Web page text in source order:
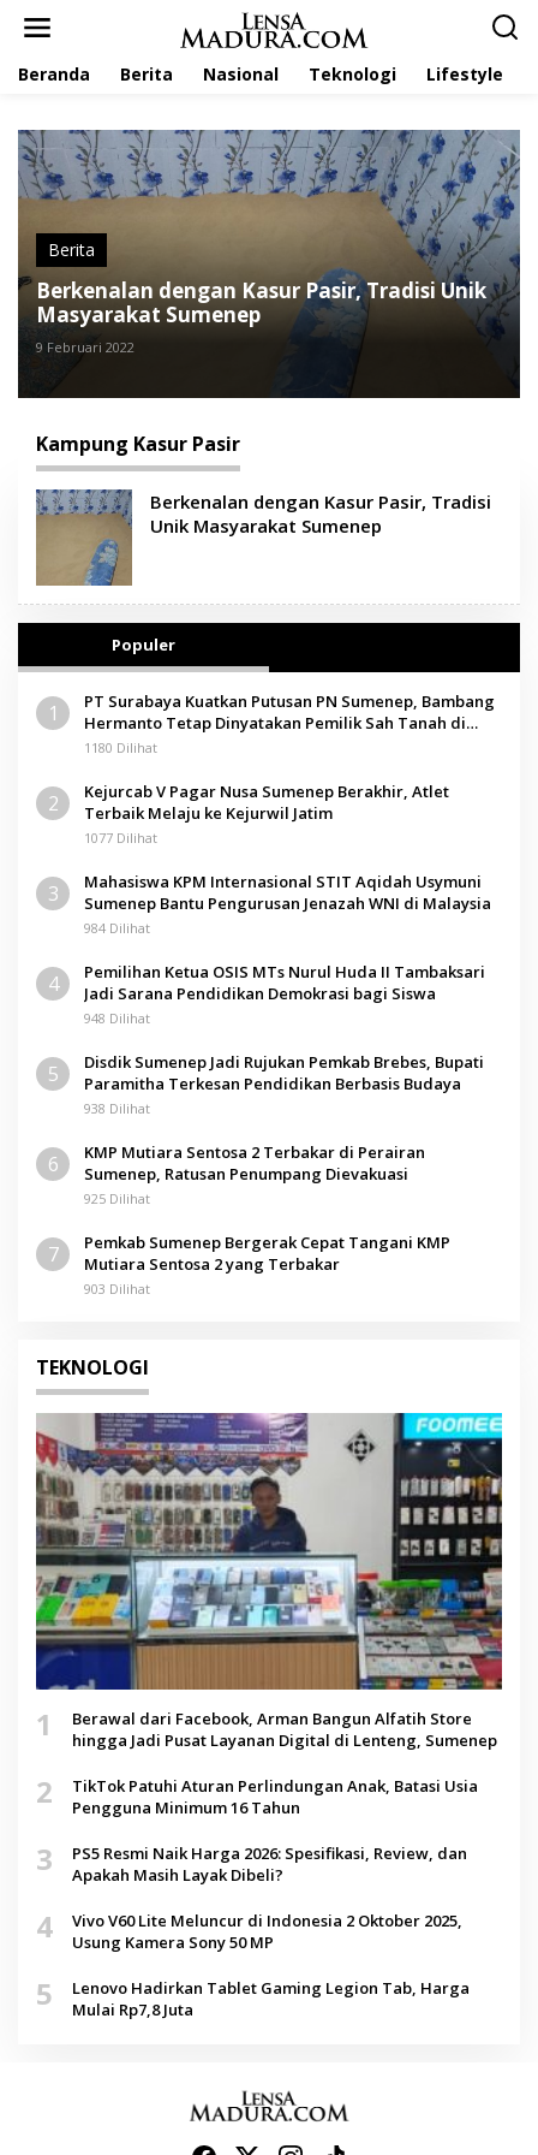
Beranda Berita Nasional Teknologi Lifestyle
Berita
Berkenalan dengan Kasur Pasir, Tradisi Unik
Masyarakat Sumenep
9 Februari 2022
Kampung Kasur Pasir
Berkenalan dengan Kasur Pasir, Tradisi
Unik Masyarakat Sumenep
Populer
1
PT Surabaya Kuatkan Putusan PN Sumenep, Bambang
Hermanto Tetap Dinyatakan Pemilik Sah Tanah di
Pamolokan
1180 Dilihat
2
Kejurcab V Pagar Nusa Sumenep Berakhir, Atlet
Terbaik Melaju ke Kejurwil Jatim
1077 Dilihat
3
Mahasiswa KPM Internasional STIT Aqidah Usymuni
Sumenep Bantu Pengurusan Jenazah WNI di Malaysia
984 Dilihat
4
Pemilihan Ketua OSIS MTs Nurul Huda II Tambaksari
Jadi Sarana Pendidikan Demokrasi bagi Siswa
948 Dilihat
5
Disdik Sumenep Jadi Rujukan Pemkab Brebes, Bupati
Paramitha Terkesan Pendidikan Berbasis Budaya
938 Dilihat
6
KMP Mutiara Sentosa 2 Terbakar di Perairan
Sumenep, Ratusan Penumpang Dievakuasi
925 Dilihat
7
Pemkab Sumenep Bergerak Cepat Tangani KMP
Mutiara Sentosa 2 yang Terbakar
903 Dilihat
TEKNOLOGI
1
Berawal dari Facebook, Arman Bangun Alfatih Store
hingga Jadi Pusat Layanan Digital di Lenteng, Sumenep
2
TikTok Patuhi Aturan Perlindungan Anak, Batasi Usia
Pengguna Minimum 16 Tahun
3
PS5 Resmi Naik Harga 2026: Spesifikasi, Review, dan
Apakah Masih Layak Dibeli?
4
Vivo V60 Lite Meluncur di Indonesia 2 Oktober 2025,
Usung Kamera Sony 50 MP
5
Lenovo Hadirkan Tablet Gaming Legion Tab, Harga
Mulai Rp7,8 Juta